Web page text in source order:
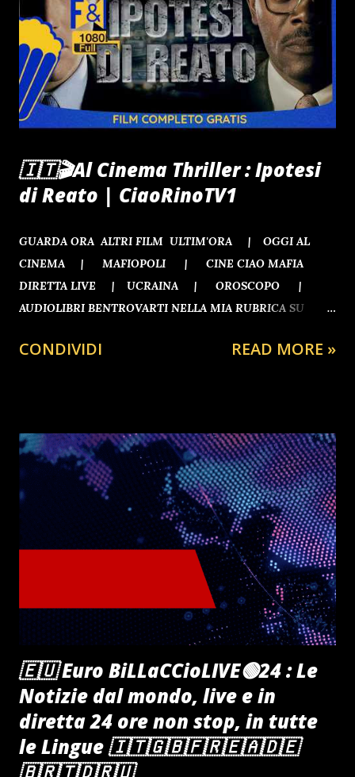
mondo La residenza venne completata nel 1945 e poi non se
ne sentì più parlare. Ciò che sappiamo oggi è che la villa
risulta essere proprietà privata e che gli attuali proprietari,
dei quali non si sa assolutamente nulla, non rilasc...
🇮🇹🎬Al Cinema Thriller : Ipotesi
di Reato | CiaoRinoTV1
GUARDA ORA ALTRI FILM ULTIM'ORA | OGGI AL
CINEMA | MAFIOPOLI | CINE CIAO MAFIA
DIRETTA LIVE | UCRAINA | OROSCOPO |
AUDIOLIBRI BENTROVARTI NELLA MIA RUBRICA SU
CONDIVIDI READ MORE »
🇪🇺 Euro BiLLaCCioLIVE🟢24 : Le
Notizie dal mondo, live e in
diretta 24 ore non stop, in tutte
le Lingue 🇮🇹🇬🇧🇫🇷🇪🇦🇩🇪
🇧🇷🇹🇩🇷🇺